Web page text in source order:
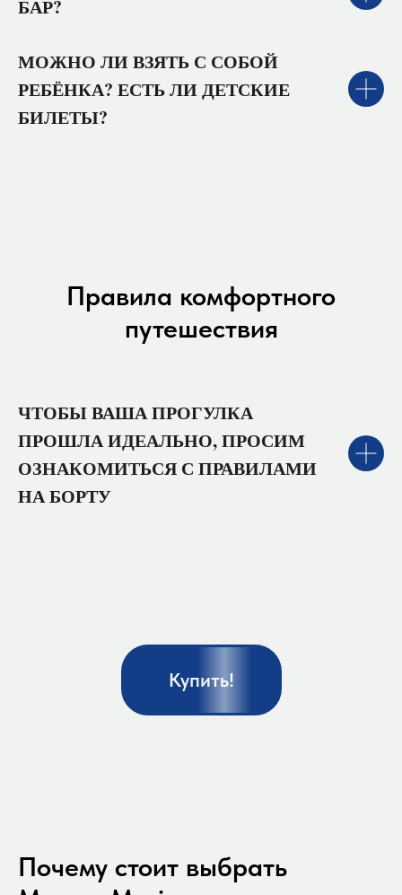
БАР?
МОЖНО ЛИ ВЗЯТЬ С СОБОЙ
РЕБЁНКА? ЕСТЬ ЛИ ДЕТСКИЕ
БИЛЕТЫ?
Правила комфортного
путешествия
ЧТОБЫ ВАША ПРОГУЛКА
ПРОШЛА ИДЕАЛЬНО, ПРОСИМ
ОЗНАКОМИТЬСЯ С ПРАВИЛАМИ
НА БОРТУ
Купить!
Почему стоит выбрать